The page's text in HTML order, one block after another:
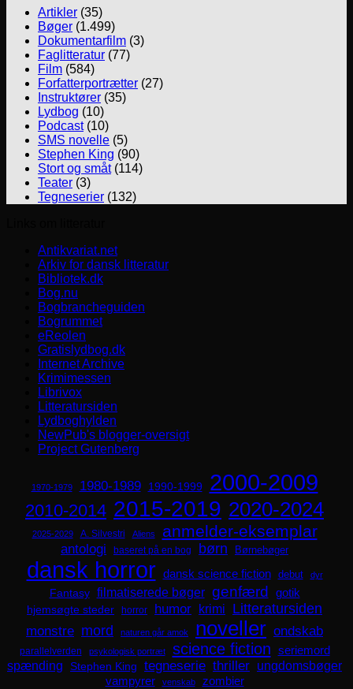
Artikler (35)
Bøger (1.499)
Dokumentarfilm (3)
Faglitteratur (77)
Film (584)
Forfatterportrætter (27)
Instruktører (35)
Lydbog (10)
Podcast(10)
SMS novelle (5)
Stephen King (90)
Stort og småt(114)
Teater (3)
Tegneserier (132)
Antikvariat.net
Arkiv for dansk litteratur
Bibliotek.dk
Bog.nu
Bogbrancheguiden
Bogrummet
eReolen
Gratislydbog.dk
Internet Archive
Krimimessen
Librivox
Litteratursiden
Lydboghylden
NewPub's blogger-oversigt
Project Gutenberg
1970-1979 1980-1989 1990-1999 2000-2009
2010-2014 2015-2019 2020-2024
2025-2029 A. Silvestri Aliens anmelder-eksemplar
antologi baseret på en bog børn Børnebøger
dansk horror dansk science fiction debut dyr
Fantasy filmatiserede bøger genfærd
gotik
hjemsøgte steder
horror humor krimi Litteratursiden
monstre mord naturen går amok noveller ondskab
parallelverden psykologisk portræt science fiction seriemord
spænding Stephen King tegneserie thriller ungdomsbøger
vampyrer venskab
zombier